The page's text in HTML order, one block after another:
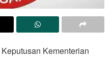
Keputusan Kementerian